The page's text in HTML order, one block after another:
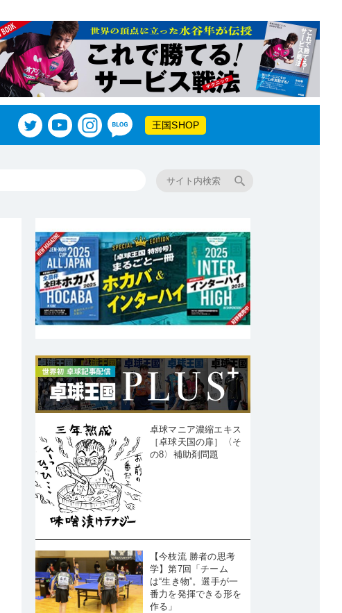
王国SHOP
卓球マニア濃縮エキス
［卓球天国の扉］〈そ
の8〉補助剤問題
【今枝流 勝者の思考
学】第7回「チーム
は“生き物”。選手が一
番力を発揮できる形を
作る」